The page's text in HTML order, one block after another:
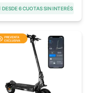
DESDE 6 CUOTAS SIN INTERÉS